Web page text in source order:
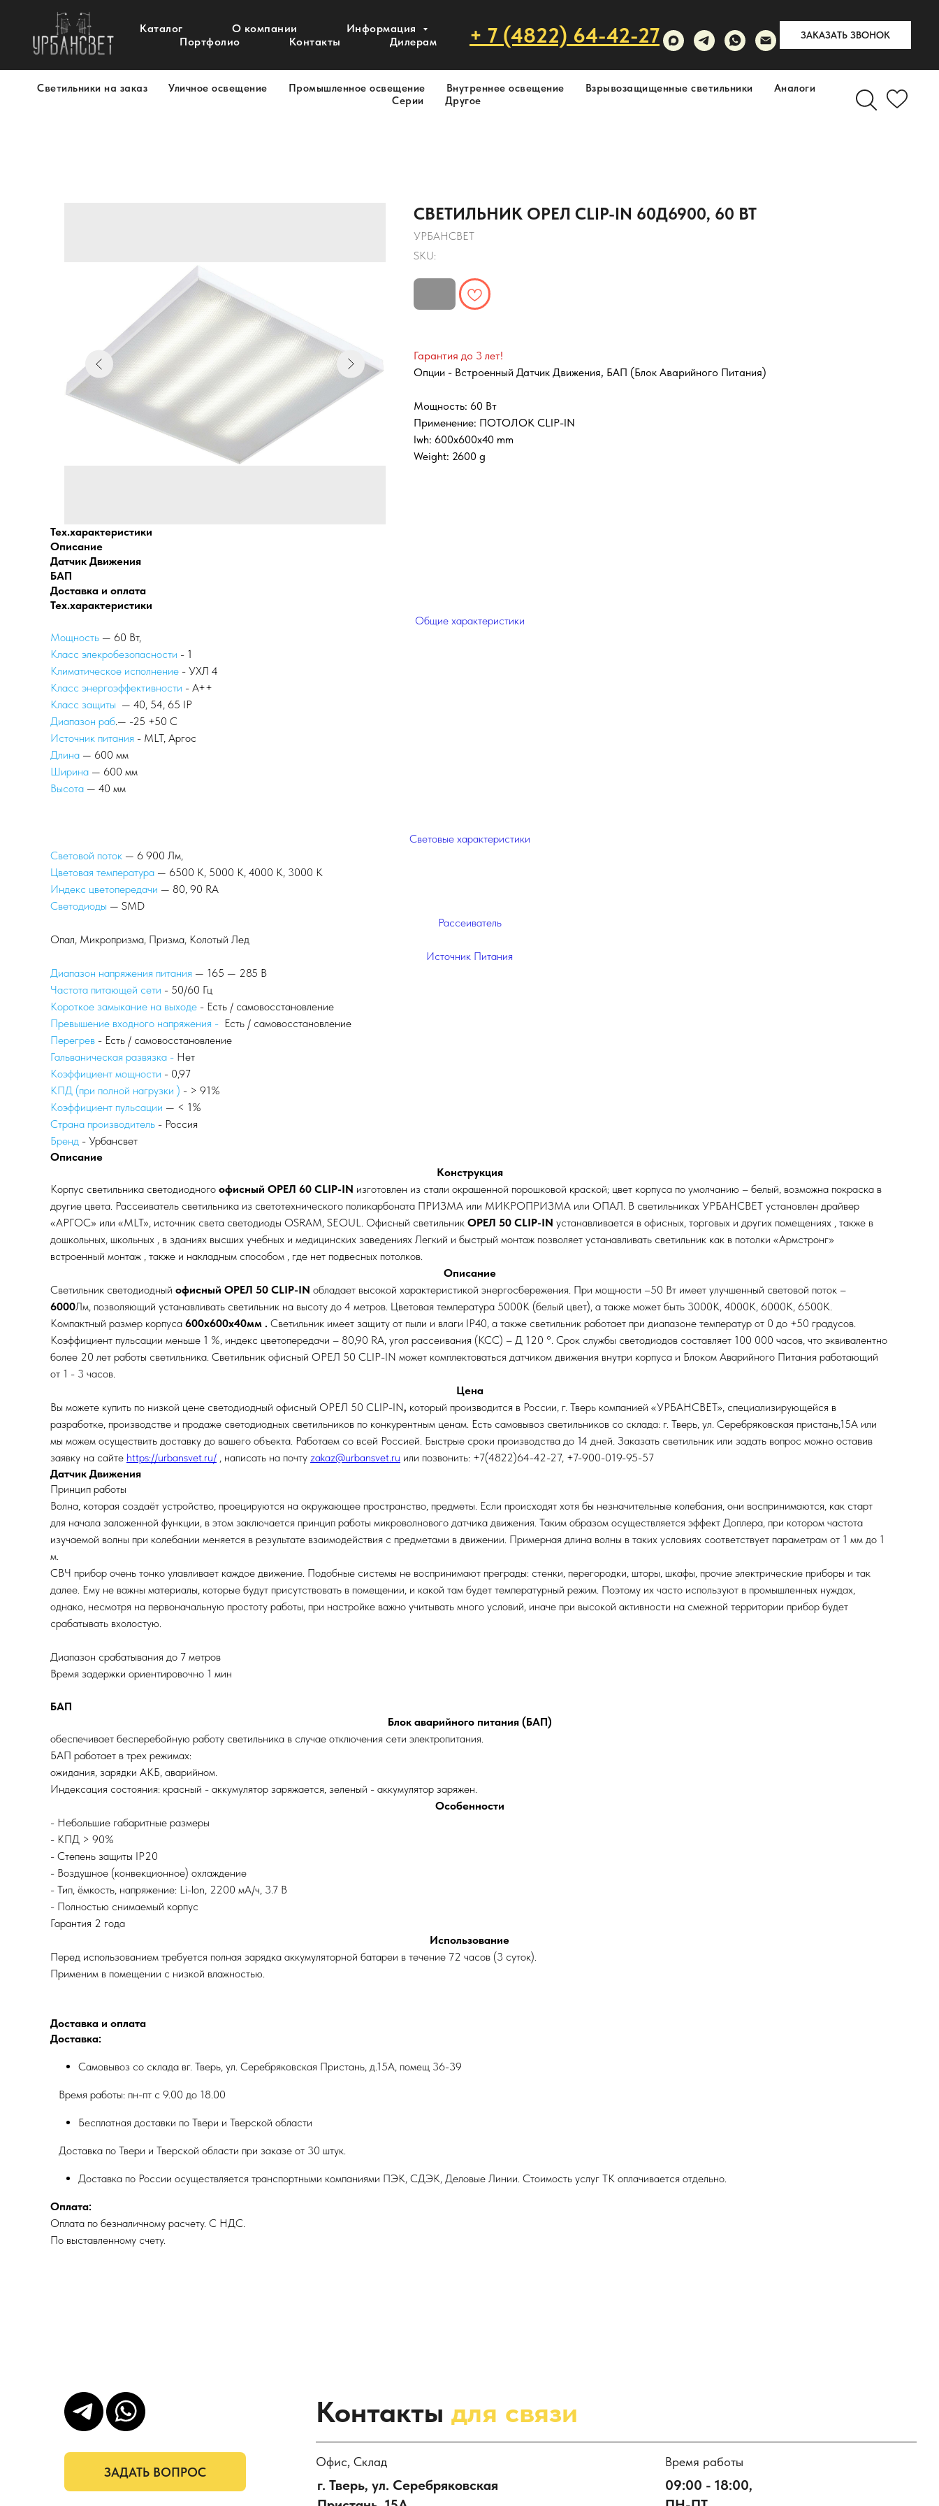
Каталог О компании
Информация
Портфолио
Контакты Дилерам + 7 (4822) 64-42-27 ЗАКАЗАТЬ ЗВОНОК
Светильники на заказ Уличное освещение Промышленное освещение Внутреннее освещение Взрывозащищенные светильники
Аналоги
Серии
Другое
СВЕТИЛЬНИК ОРЕЛ CLIP-IN 60Д6900, 60 ВТ
УРБАНСВЕТ
SKU:
Гарантия до 3 лет!
Опции - Встроенный Датчик Движения, БАП (Блок Аварийного Питания)
Мощность: 60 Вт
Применение: ПОТОЛОК CLIP-IN
lwh: 600x600x40 mm
Weight: 2600 g
Тех.характеристики
Описание
Датчик Движения
БАП
Доставка и оплата
Тех.характеристики
Общие характеристики
Мощность — 60 Вт,
Класс элекробезопасности - 1
Климатическое исполнение - УХЛ 4
Класс энергоэффективности - А++
Класс защиты — 40, 54, 65 IP
Диапазон раб.— -25 +50 С
Источник питания - MLT, Аргос
Длина — 600 мм
Ширина — 600 мм
Высота — 40 мм
Световые характеристики
Световой поток — 6 900 Лм,
Цветовая температура — 6500 К, 5000 К, 4000 К, 3000 К
Индекс цветопередачи — 80, 90 RA
Светодиоды — SMD
Рассеиватель
Опал, Микропризма, Призма, Колотый Лед
Источник Питания
Диапазон напряжения питания — 165 — 285 В
Частота питающей сети - 50/60 Гц
Короткое замыкание на выходе - Есть / самовосстановление
Превышение входного напряжения - Есть / самовосстановление
Перегрев - Есть / самовосстановление
Гальваническая развязка - Нет
Коэффициент мощности - 0,97
КПД (при полной нагрузки ) - > 91%
Коэффициент пульсации — < 1%
Страна производитель - Россия
Бренд - Урбансвет
Описание
Конструкция
Корпус светильника светодиодного офисный ОРЕЛ 60 CLIP-IN изготовлен из стали окрашенной порошковой краской; цвет корпуса по умолчанию – белый, возможна покраска в
другие цвета. Рассеиватель светильника из светотехнического поликарбоната ПРИЗМА или МИКРОПРИЗМА или ОПАЛ. В светильниках УРБАНСВЕТ установлен драйвер
«АРГОС» или «MLT», источник света светодиоды OSRAM, SEOUL. Офисный светильник ОРЕЛ 50 CLIP-IN устанавливается в офисных, торговых и других помещениях , также в
дошкольных, школьных , в зданиях высших учебных и медицинских заведениях Легкий и быстрый монтаж позволяет устанавливать светильник как в потолки «Армстронг»
встроенный монтаж , также и накладным способом , где нет подвесных потолков.
Описание
Светильник светодиодный офисный ОРЕЛ 50 CLIP-IN обладает высокой характеристикой энергосбережения. При мощности –50 Вт имеет улучшенный световой поток –
6000Лм, позволяющий устанавливать светильник на высоту до 4 метров. Цветовая температура 5000К (белый цвет), а также может быть 3000К, 4000К, 6000К, 6500К.
Компактный размер корпуса 600х600х40мм . Светильник имеет защиту от пыли и влаги IP40, а также светильник работает при диапазоне температур от 0 до +50 градусов.
Коэффициент пульсации меньше 1 %, индекс цветопередачи – 80,90 RA, угол рассеивания (КСС) – Д 120 °. Срок службы светодиодов составляет 100 000 часов, что эквивалентно
более 20 лет работы светильника. Светильник офисный ОРЕЛ 50 CLIP-IN может комплектоваться датчиком движения внутри корпуса и Блоком Аварийного Питания работающий
от 1 - 3 часов.
Цена
Вы можете купить по низкой цене светодиодный офисный ОРЕЛ 50 CLIP-IN, который производится в России, г. Тверь компанией «УРБАНСВЕТ», специализирующейся в
разработке, производстве и продаже светодиодных светильников по конкурентным ценам. Есть самовывоз светильников со склада: г. Тверь, ул. Серебряковская пристань,15А или
мы можем осуществить доставку до вашего объекта. Работаем со всей Россией. Быстрые сроки производства до 14 дней. Заказать светильник или задать вопрос можно оставив
заявку на сайте https://urbansvet.ru/ , написать на почту zakaz@urbansvet.ru или позвонить: +7(4822)64-42-27, +7-900-019-95-57
Датчик Движения
Принцип работы
Волна, которая создаёт устройство, проецируются на окружающее пространство, предметы. Если происходят хотя бы незначительные колебания, они воспринимаются, как старт
для начала заложенной функции, в этом заключается принцип работы микроволнового датчика движения. Таким образом осуществляется эффект Доплера, при котором частота
изучаемой волны при колебании меняется в результате взаимодействия с предметами в движении. Примерная длина волны в таких условиях соответствует параметрам от 1 мм до 1
м.
СВЧ прибор очень тонко улавливает каждое движение. Подобные системы не воспринимают преграды: стенки, перегородки, шторы, шкафы, прочие электрические приборы и так
далее. Ему не важны материалы, которые будут присутствовать в помещении, и какой там будет температурный режим. Поэтому их часто используют в промышленных нуждах,
однако, несмотря на первоначальную простоту работы, при настройке важно учитывать много условий, иначе при высокой активности на смежной территории прибор будет
срабатывать вхолостую.
Диапазон срабатывания до 7 метров
Время задержки ориентировочно 1 мин
БАП
Блок аварийного питания (БАП)
обеспечивает бесперебойную работу светильника в случае отключения сети электропитания.
БАП работает в трех режимах:
ожидания, зарядки АКБ, аварийном.
Индексация состояния: красный - аккумулятор заряжается, зеленый - аккумулятор заряжен.
Особенности
- Небольшие габаритные размеры
- КПД > 90%
- Степень защиты IP20
- Воздушное (конвекционное) охлаждение
- Тип, ёмкость, напряжение: Li-lon, 2200 мА/ч, 3.7 В
- Полностью снимаемый корпус
Гарантия 2 года
Использование
Перед использованием требуется полная зарядка аккумуляторной батареи в течение 72 часов (3 суток).
Применим в помещении с низкой влажностью.
Доставка и оплата
Доставка:
Самовывоз со склада вг. Тверь, ул. Серебряковская Пристань, д.15А, помещ 36-39
Время работы: пн-пт с 9.00 до 18.00
Бесплатная доставки по Твери и Тверской области
Доставка по Твери и Тверской области при заказе от 30 штук.
Доставка по России осуществляется транспортными компаниями ПЭК, СДЭК, Деловые Линии. Стоимость услуг ТК оплачивается отдельно.
Оплата:
Оплата по безналичному расчету. С НДС.
По выставленному счету.
Контакты для связи
Офис, Склад
г. Тверь, ул. Серебряковская
Время работы
09:00 - 18:00,
ЗАДАТЬ ВОПРОС